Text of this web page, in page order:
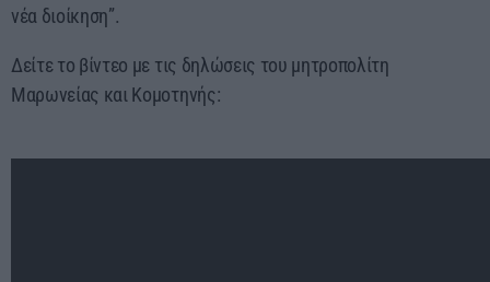
νέα διοίκηση”.
Δείτε το βίντεο με τις δηλώσεις του μητροπολίτη
Μαρωνείας και Κομοτηνής: